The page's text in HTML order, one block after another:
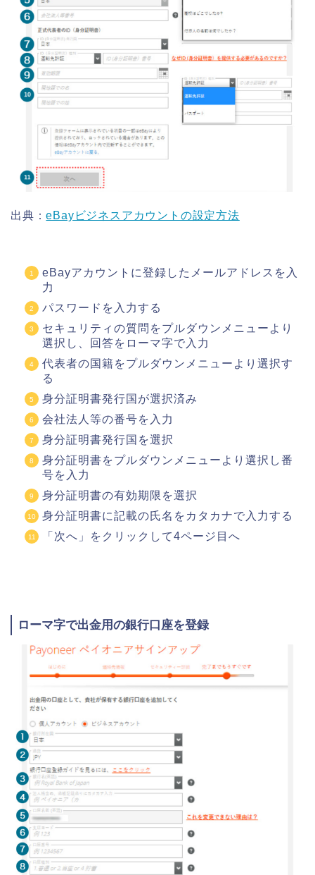
出典：eBayビジネスアカウントの設定方法
eBayアカウントに登録したメールアドレスを入
力
パスワードを入力する
セキュリティの質問をプルダウンメニューより
選択し、回答をローマ字で入力
代表者の国籍をプルダウンメニューより選択す
る
身分証明書発行国が選択済み
会社法人等の番号を入力
身分証明書発行国を選択
身分証明書をプルダウンメニューより選択し番
号を入力
身分証明書の有効期限を選択
身分証明書に記載の氏名をカタカナで入力する
「次へ」をクリックして4ページ目へ
ローマ字で出金用の銀行口座を登録